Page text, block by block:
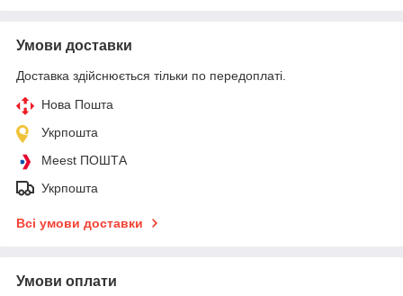
Умови доставки
Доставка здійснюється тільки по передоплаті.
Нова Пошта
Укрпошта
Meest ПОШТА
Укрпошта
Всі умови доставки
Умови оплати